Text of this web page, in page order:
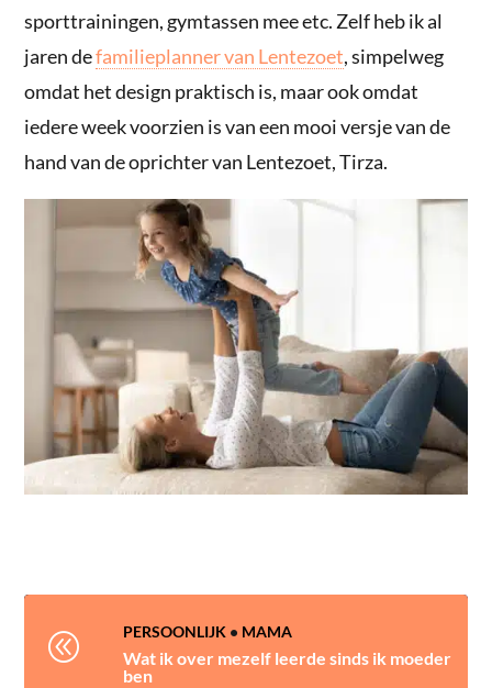
sporttrainingen, gymtassen mee etc. Zelf heb ik al
jaren defamilieplanner van Lentezoet, simpelweg
omdat het design praktisch is, maar ook omdat
iedere week voorzien is van een mooi versje van de
hand van de oprichter van Lentezoet, Tirza.
@ PERSOONLIJK • MAMA
Wat ik over mezelf leerde sinds ik moeder
ben